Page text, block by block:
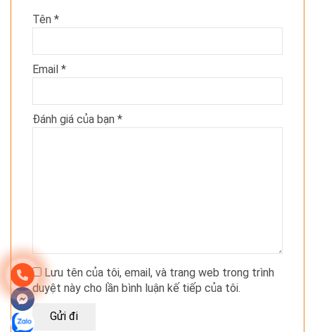
Tên *
Email *
Đánh giá của bạn *
Lưu tên của tôi, email, và trang web trong trình
duyệt này cho lần bình luận kế tiếp của tôi.